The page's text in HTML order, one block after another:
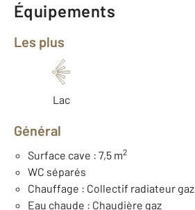
Équipements
Les plus
Lac
Général
Surface cave : 7,5 m2
WC séparés
Chauffage : Collectif radiateur gaz
Eau chaude : Chaudière gaz